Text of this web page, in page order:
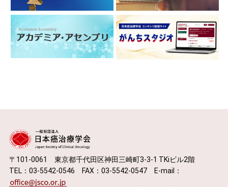
〒101-0061 東京都千代田区神田三崎町3-3-1 TKiビル2階
TEL：03-5542-0546 FAX：03-5542-0547 E-mail：